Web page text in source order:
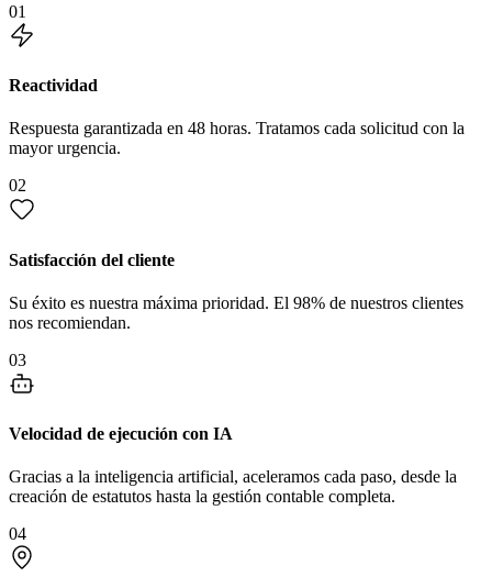
01
Reactividad
Respuesta garantizada en 48 horas. Tratamos cada solicitud con la
mayor urgencia.
02
Satisfacción del cliente
Su éxito es nuestra máxima prioridad. El 98% de nuestros clientes
nos recomiendan.
03
Velocidad de ejecución con IA
Gracias a la inteligencia artificial, aceleramos cada paso, desde la
creación de estatutos hasta la gestión contable completa.
04